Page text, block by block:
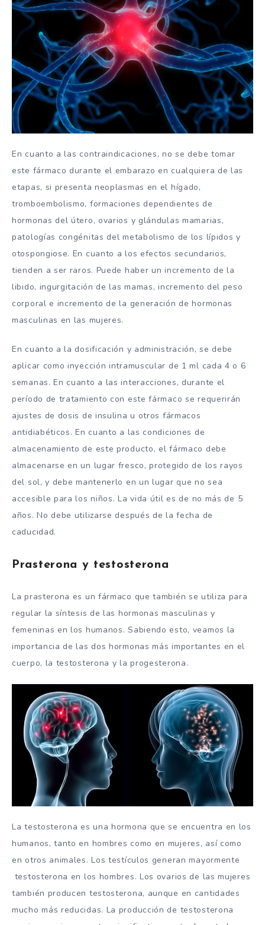
En cuanto a las contraindicaciones, no se debe tomar
este fármaco durante el embarazo en cualquiera de las
etapas, si presenta neoplasmas en el hígado,
tromboembolismo, formaciones dependientes de
hormonas del útero, ovarios y glándulas mamarias,
patologías congénitas del metabolismo de los lípidos y
otospongiose. En cuanto a los efectos secundarios,
tienden a ser raros. Puede haber un incremento de la
libido, ingurgitación de las mamas, incremento del peso
corporal e incremento de la generación de hormonas
masculinas en las mujeres.
En cuanto a la dosificación y administración, se debe
aplicar como inyección intramuscular de 1 ml cada 4 o 6
semanas. En cuanto a las interacciones, durante el
período de tratamiento con este fármaco se requerirán
ajustes de dosis de insulina u otros fármacos
antidiabéticos. En cuanto a las condiciones de
almacenamiento de este producto, el fármaco debe
almacenarse en un lugar fresco, protegido de los rayos
del sol, y debe mantenerlo en un lugar que no sea
accesible para los niños. La vida útil es de no más de 5
años. No debe utilizarse después de la fecha de
caducidad.
Prasterona y testosterona
La prasterona es un fármaco que también se utiliza para
regular la síntesis de las hormonas masculinas y
femeninas en los humanos. Sabiendo esto, veamos la
importancia de las dos hormonas más importantes en el
cuerpo, la testosterona y la progesterona.
La testosterona es una hormona que se encuentra en los
humanos, tanto en hombres como en mujeres, así como
en otros animales. Los testículos generan mayormente
testosterona en los hombres. Los ovarios de las mujeres
también producen testosterona, aunque en cantidades
mucho más reducidas. La producción de testosterona